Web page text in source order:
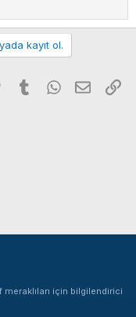
kayıt ol.
PinterestTumblrWhatsApp
E-posta
için bilgilendirici